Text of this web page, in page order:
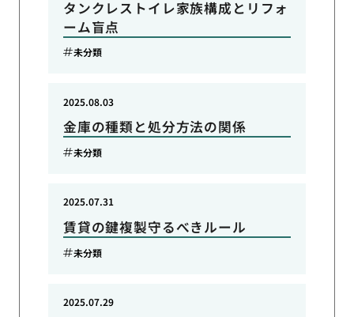
タンクレストイレ家族構成とリフォ
ーム盲点
未分類
金庫の種類と処分方法の関係
2025.08.03
未分類
賃貸の鍵複製守るべきルール
2025.07.31
未分類
2025.07.29